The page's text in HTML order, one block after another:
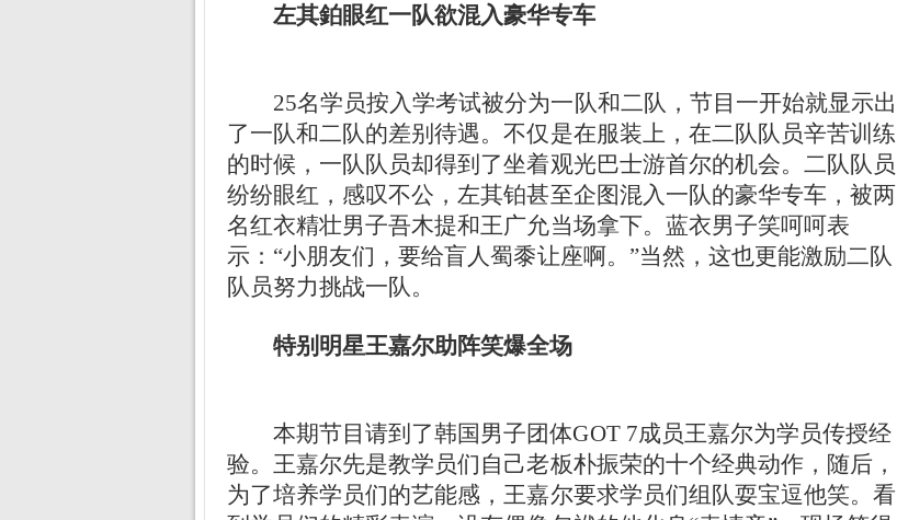
左其鉑眼红一队欲混入豪华专车
25名学员按入学考试被分为一队和二队，节目一开始就显示出
了一队和二队的差别待遇。不仅是在服装上，在二队队员辛苦训练
的时候，一队队员却得到了坐着观光巴士游首尔的机会。二队队员
纷纷眼红，感叹不公，左其铂甚至企图混入一队的豪华专车，被两
名红衣精壮男子吾木提和王广允当场拿下。蓝衣男子笑呵呵表
示：“小朋友们，要给盲人蜀黍让座啊。”当然，这也更能激励二队
队员努力挑战一队。
特别明星王嘉尔助阵笑爆全场
本期节目请到了韩国男子团体GOT 7成员王嘉尔为学员传授经
验。王嘉尔先是教学员们自己老板朴振荣的十个经典动作，随后，
为了培养学员们的艺能感，王嘉尔要求学员们组队耍宝逗他笑。看